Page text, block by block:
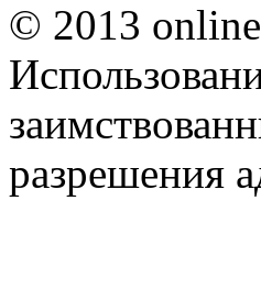
© 2013
разрешения